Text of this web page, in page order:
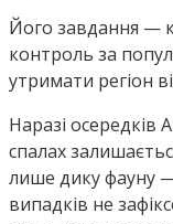
Його завдання —
контроль за
утримати регіон
Наразі осередків
спалах
лише дику фауну
випадків не